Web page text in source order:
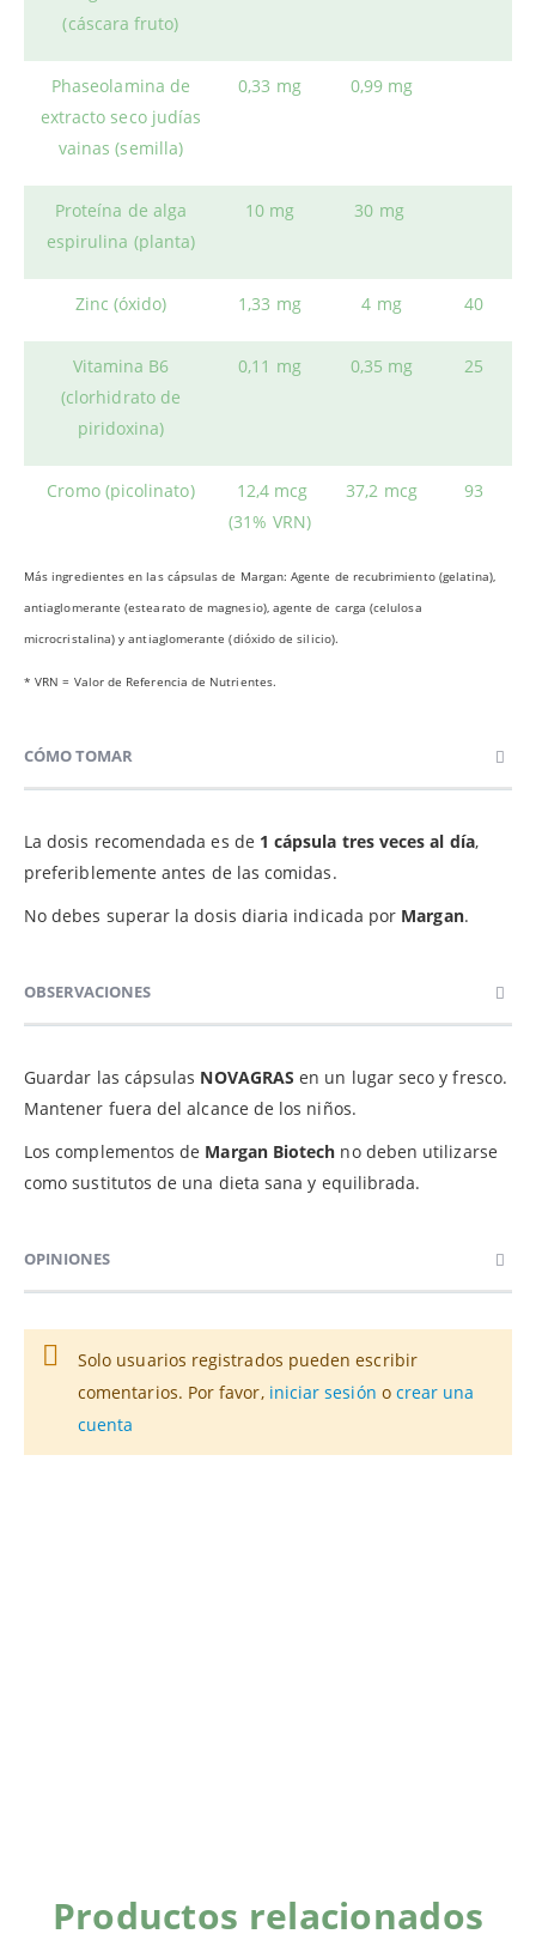
(cáscara fruto)
Phaseolamina de
extracto seco judías
vainas (semilla)
0,33 mg 0,99 mg
Proteína de alga
espirulina (planta)
10 mg 30 mg
Zinc (óxido) 1,33 mg 4 mg 40
Vitamina B6
(clorhidrato de
piridoxina)
0,11 mg 0,35 mg 25
Cromo (picolinato)
12,4 mcg
(31% VRN)
37,2 mcg 93
Más ingredientes en las cápsulas de Margan: Agente de recubrimiento (gelatina),
antiaglomerante (estearato de magnesio), agente de carga (celulosa
microcristalina) y antiaglomerante (dióxido de silicio).
* VRN = Valor de Referencia de Nutrientes.
CÓMO TOMAR
La dosis recomendada es de 1 cápsula tres veces al día,
preferiblemente antes de las comidas.
No debes superar la dosis diaria indicada por Margan.
OBSERVACIONES
Guardar las cápsulas NOVAGRAS en un lugar seco y fresco.
Mantener fuera del alcance de los niños.
Los complementos de Margan Biotech no deben utilizarse
como sustitutos de una dieta sana y equilibrada.
OPINIONES
Solo usuarios registrados pueden escribir
comentarios. Por favor, iniciar sesión o crear una
cuenta
Productos relacionados